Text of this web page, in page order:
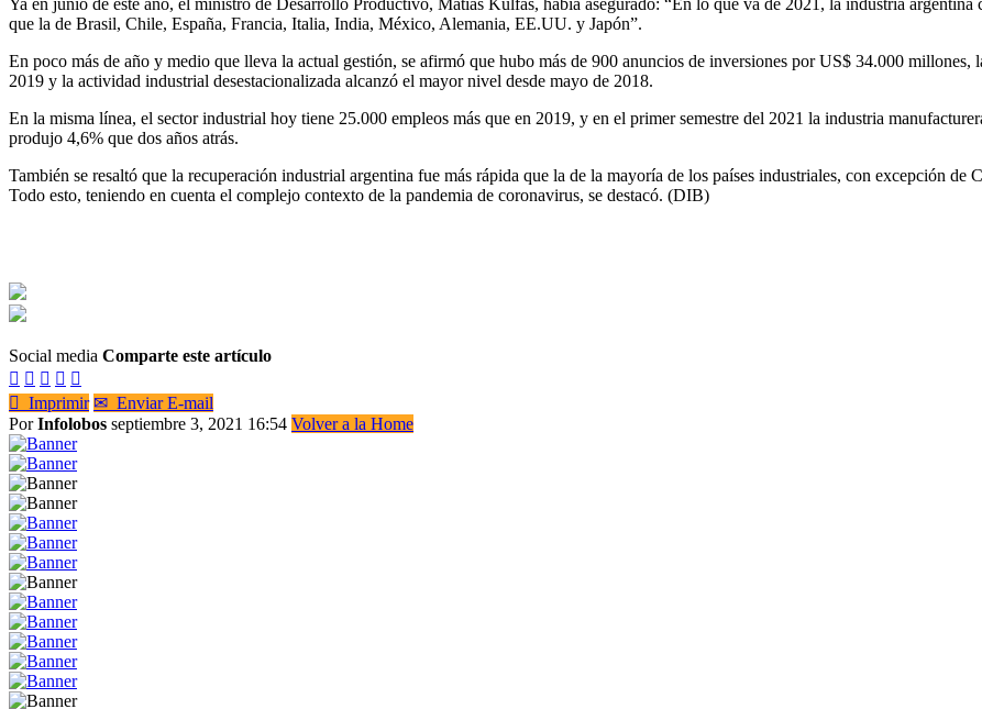
que la de Brasil, Chile, España, Francia, Italia, India, México, Alemania, EE.UU. y Japón”.
En poco más de año y medio que lleva la actual gestión, se afirmó que hubo más de 900 anuncios de inversiones por US$ 34.000
2019 y la actividad industrial desestacionalizada alcanzó el mayor nivel desde mayo de 2018.
En la misma línea, el sector industrial hoy tiene 25.000 empleos más que en 2019, y en el primer semestre del 2021 la industria
produjo 4,6% que dos años atrás.
También se resaltó que la recuperación industrial argentina fue más rápida que la de la mayoría de los países industriales, con excepción de
Todo esto, teniendo en cuenta el complejo contexto de la pandemia de coronavirus, se destacó. (DIB)
Social media Comparte este artículo
    
 Imprimir ✉ Enviar E-mail
PorInfolobos septiembre 3, 2021 16:54 Volver a la Home